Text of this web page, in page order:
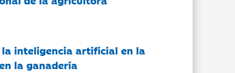
la inteligencia artificial en la
la ganadería